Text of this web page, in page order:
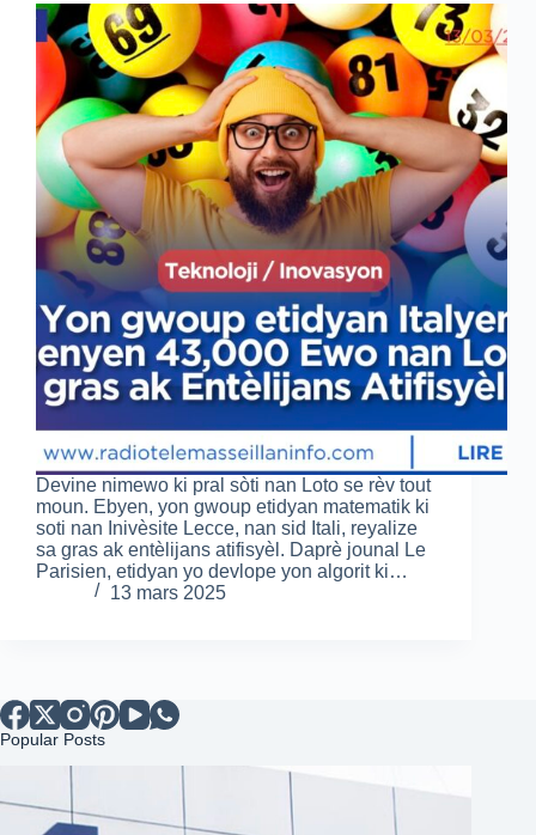
Devine nimewo ki pral sòti nan Loto se rèv tout
moun. Ebyen, yon gwoup etidyan matematik ki
soti nan Inivèsite Lecce, nan sid Itali, reyalize
sa gras ak entèlijans atifisyèl. Daprè jounal Le
Parisien, etidyan yo devlope yon algorit ki…
13 mars 2025
Popular Posts